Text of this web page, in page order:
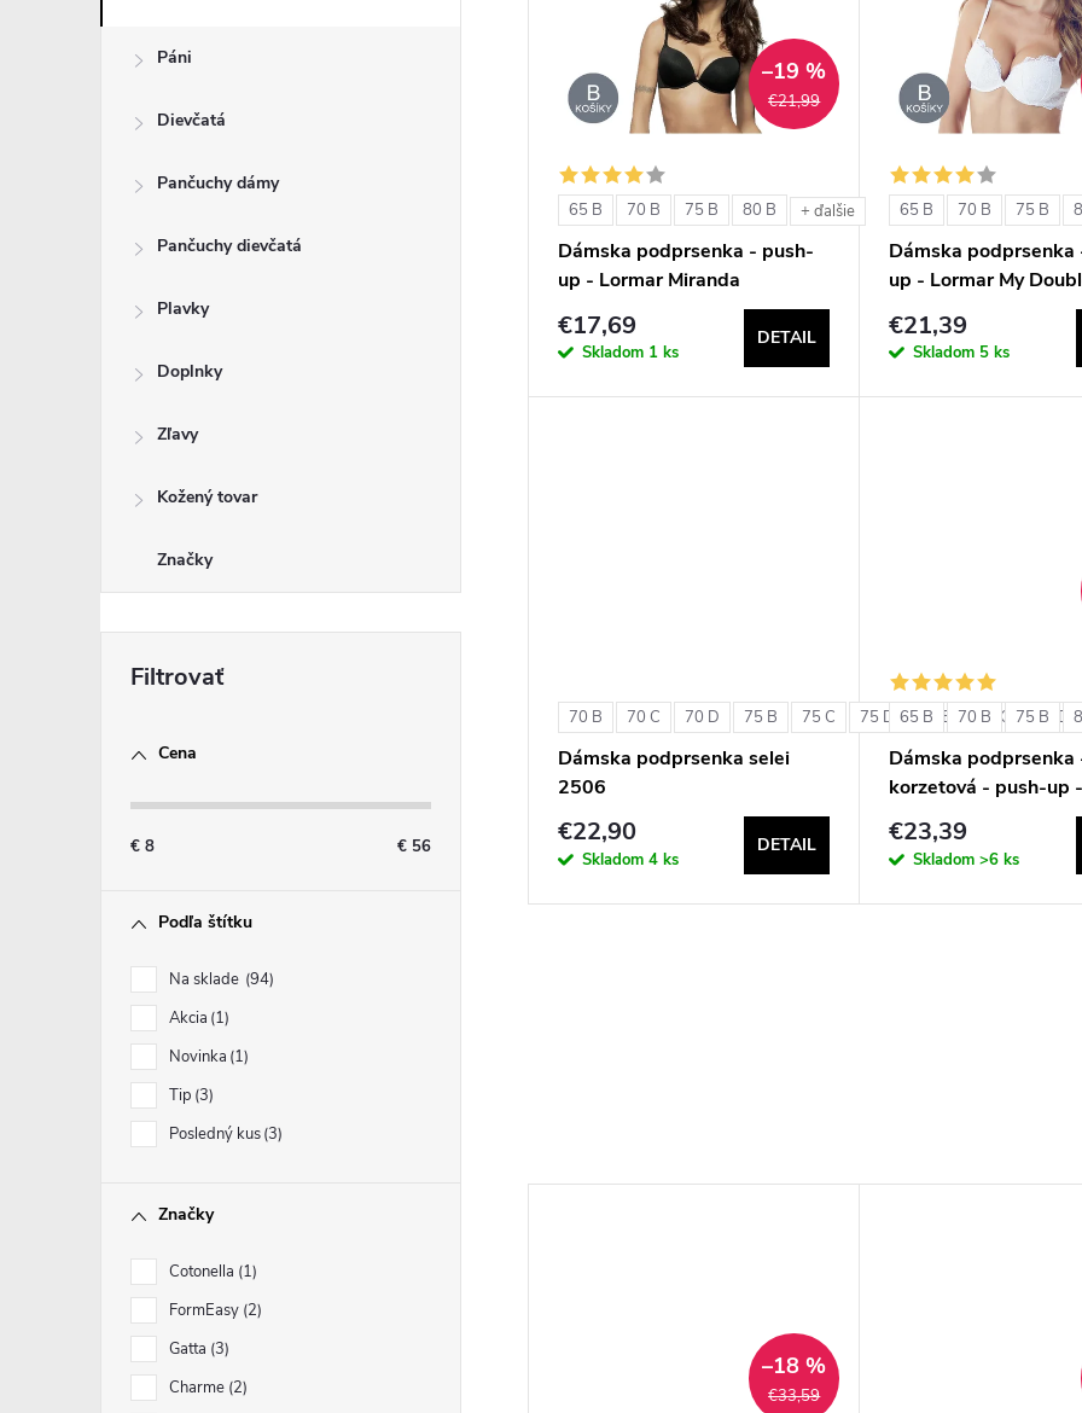
Páni
Dievčatá
Pančuchy dámy
Pančuchy dievčatá
Plavky
Doplnky
Zľavy
Kožený tovar
Značky
Cena
€ 8 € 56
Podľa štítku
Na sklade 94
Akcia 1
Novinka 1
Tip 3
Posledný kus 3
Značky
Cotonella 1
FormEasy 2
Gatta 3
Charme 2
d
€21,99
–19 %
65 B 70 B 75 B 80 B + ďalšie
Dámska podprsenka - push-
up - Lormar Miranda
€17,69
Skladom 1 ks
DETAIL
65 B 70 B 75 B
Dámska podprsenka
up - Lormar My
€21,39
Skladom 5 ks
70 B 70 C 70 D 75 B 75 C 75 D 80 B 80 C 80 D
Dámska podprsenka selei
2506
€22,90
Skladom 4 ks
DETAIL
65 B 70 B 75 B
Dámska podprsenka
korzetová - push-up
Double Extra Pizzo
€23,39
Skladom>6 ks
€33,59
–18 %